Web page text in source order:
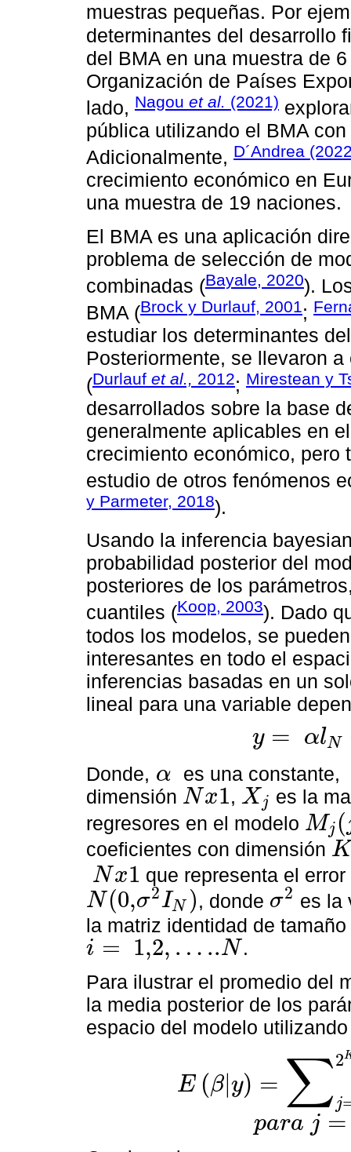
muestras pequeñas. Por
determinantes del desarrollo
del BMA en una muestra de
Organización de Países
lado, Nagou et al. (2021)
pública utilizando el BMA
Adicionalmente, D´Andrea
crecimiento económico en
una muestra de 19 naciones.
El BMA es una aplicación
problema de selección de
combinadas (Bayale, 2020).
BMA (Brock y Durlauf, 2001;
estudiar los determinantes
Posteriormente, se llevaron
(Durlauf et al., 2012; Mirestean y
desarrollados sobre la base
generalmente aplicables en
crecimiento económico, pero
estudio de otros fenómenos
y Parmeter, 2018).
Usando la inferencia
probabilidad posterior del
posteriores de los
cuantiles (Koop, 2003). Dado
todos los modelos, se
interesantes en todo el
inferencias basadas en un
lineal para una variable
y = αlN
y= αlN+ Xj+ε
Donde, α
α es una constante,
dimensión Nx1
N x1 , X j
Xj
es la
regresores en el modelo Mj (
Mj(j:1,2, …
coeficientes con dimensión K
Kjx1
Nx1
Nx 1 que representa el
N (0,σ2IN )
N 0, σ2 IN) , donde σ2
σ2
es la
la matriz identidad de tamaño
i = 1,2, … ..N
i= 1,2,… N
.
Para ilustrar el promedio del
la media posterior de los
espacio del modelo
E (β| y) = ∑2
j
Eβ|y =∑j=1 2KEβ y,M j|y
para j =
para j= 1, 2, …